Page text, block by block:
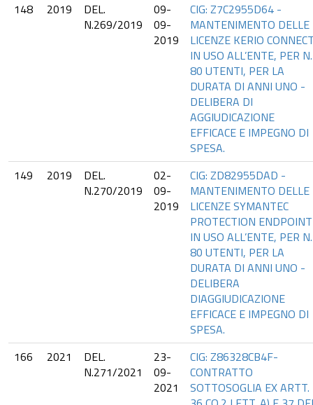
148
2019
DEL.
N.269/2019
09-
09-
2019
CIG: Z7C2955D64 -
MANTENIMENTO DELLE
LICENZE KERIO
IN USO ALL’ENTE, PER N.
80 UTENTI, PER LA
DURATA DI ANNI UNO -
DELIBERA DI
AGGIUDICAZIONE
EFFICACE E IMPEGNO DI
SPESA.
149
2019
DEL.
N.270/2019
02-
09-
2019
CIG: ZD82955DAD -
MANTENIMENTO DELLE
LICENZE SYMANTEC
PROTECTION ENDPOINT
IN USO ALL’ENTE, PER N.
80 UTENTI, PER LA
DURATA DI ANNI UNO -
DELIBERA
DIAGGIUDICAZIONE
EFFICACE E IMPEGNO DI
SPESA.
166
2021
DEL.
N.271/2021
23-
09-
2021
CIG: Z86328CB4F-
CONTRATTO
SOTTOSOGLIA EX ARTT.